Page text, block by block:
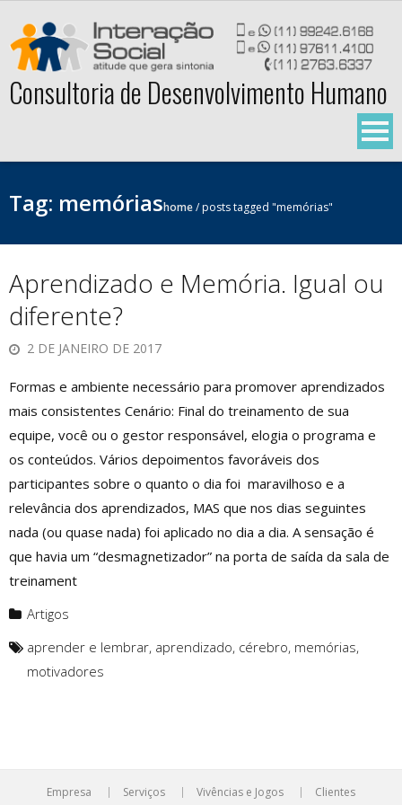
content
Consultoria de Desenvolvimento Humano
Tag: memóriashome/posts tagged "memórias"
Aprendizado e Memória. Igual ou
diferente?
2 DE JANEIRO DE 2017
Formas e ambiente necessário para promover aprendizados
mais consistentes Cenário: Final do treinamento de sua
equipe, você ou o gestor responsável, elogia o programa e
os conteúdos. Vários depoimentos favoráveis dos
participantes sobre o quanto o dia foi maravilhoso e a
relevância dos aprendizados, MAS que nos dias seguintes
nada (ou quase nada) foi aplicado no dia a dia. A sensação é
que havia um “desmagnetizador” na porta de saída da sala de
treinament
Artigos
aprender e lembrar, aprendizado, cérebro, memórias,
motivadores
Empresa Serviços Vivências e Jogos Clientes